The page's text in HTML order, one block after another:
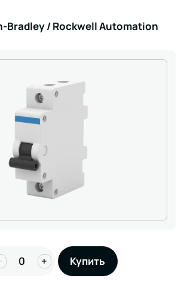
Bradley / Rockwell Automation
+ Купить